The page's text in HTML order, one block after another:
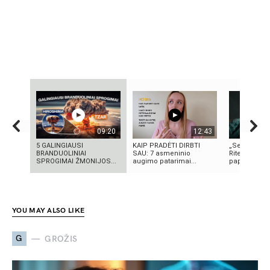
09:20
5 GALINGIAUSI
BRANDUOLINIAI
SPROGIMAI ŽMONIJOS...
12:43
KAIP PRADĖTI DIRBTI
SAU: 7 asmeninio
augimo patarimai...
„Septynių
Riteris" – kai
YOU MAY ALSO LIKE
G GROŽIS